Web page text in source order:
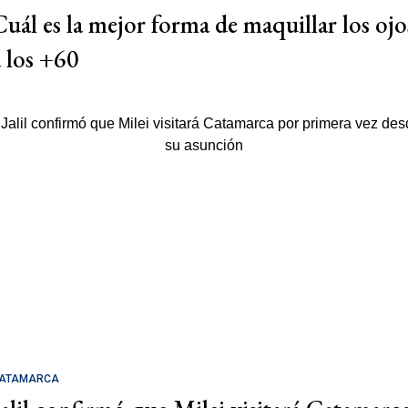
es la mejor forma de maquillar los
los +60